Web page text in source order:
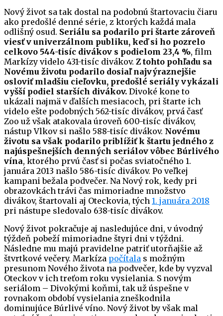
Nový život sa tak dostal na podobnú štartovaciu čiaru
ako predošlé denné série, z ktorých každá mala
odlišný osud. Seriálu sa podarilo pri štarte zároveň
viesť v univerzálnom publiku, keď si ho pozrelo
celkovo 544-tisíc divákov s podielom 23,4 %, film
Markízy videlo 431-tisíc divákov. Z tohto pohľadu sa
Novému životu podarilo dosiaľ najvýraznejšie
osloviť mladšiu cieľovku, predošlé seriály vykázali
vyšší podiel starších divákov. Divoké kone to
ukázali najmä v ďalších mesiacoch, pri štarte ich
videlo ešte podobných 562-tisíc divákov, prvá časť
Zoo už však atakovala úroveň 600-tisíc divákov,
nástup Vlkov si našlo 588-tisíc divákov. Novému
životu sa však podarilo priblížiť k štartu jedného z
najúspešnejších denných seriálov vôbec Búrlivého
vína, ktorého prvú časť si počas sviatočného 1.
januára 2013 našlo 586-tisíc divákov. Po veľkej
kampani bežala podvečer. Na Nový rok, kedy pri
obrazovkách trávi čas mimoriadne množstvo
divákov, štartovali aj Oteckovia, tých 1. januára 2018
pri nástupe sledovalo 638-tisíc divákov.
Nový život pokračuje aj nasledujúce dni, v úvodný
týždeň pobeží mimoriadne štyri dni v týždni.
Následne mu majú pravidelne patriť utorňajšie až
štvrtkové večery. Markíza počítala s možným
presunom Nového života na podvečer, kde by vyzval
Oteckov v ich treťom roku vysielania. S novým
seriálom – Divokými koňmi, tak už úspešne v
rovnakom období vysielania zneškodnila
dominujúce Búrlivé víno. Nový život by však mal